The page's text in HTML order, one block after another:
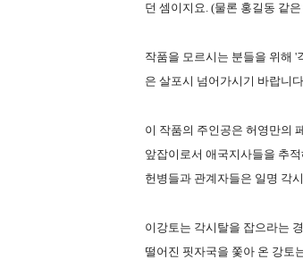
던 셈이지요. (물론 홍길동 같
작품을 모르시는 분들을 위해 '
은 살포시 넘어가시기 바랍니
이 작품의 주인공은 허영만의
앞잡이로서 애국지사들을 추
헌병들과 관계자들은 일명 각
이강토는 각시탈을 잡으라는
떨어진 핏자국을 쫓아 온 강토